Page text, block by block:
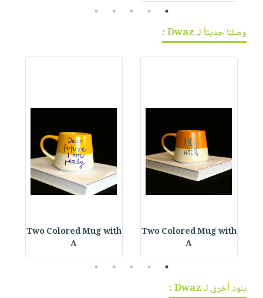
1
2
3
4
5
وصلنا حديثاً لـ Dwaz :
Two Colored Mug with
A
Two Colored Mug with
A
1
2
3
4
5
بنود أخرى لـ Dwaz :